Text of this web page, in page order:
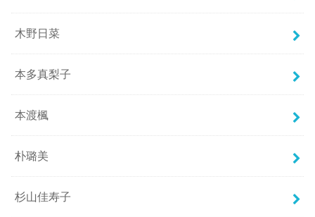
木野日菜
本多真梨子
本渡楓
朴璐美
杉山佳寿子